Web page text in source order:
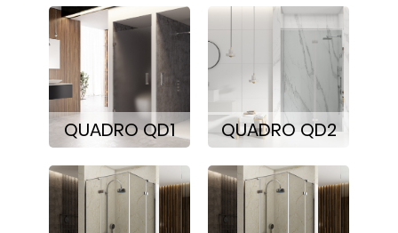
QUADRO QD1 QUADRO QD2